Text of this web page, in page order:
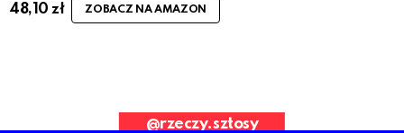
48,10zł ZOBACZ NA AMAZON
Request. Error validating application
@rzeczy.sztosy